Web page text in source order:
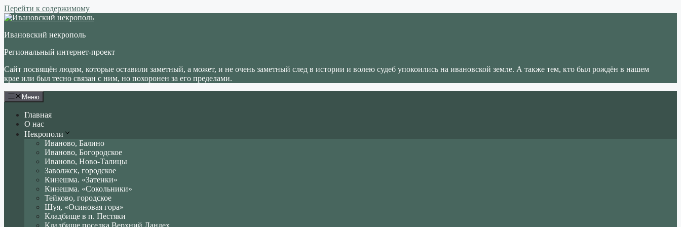
Перейти к содержимому
Ивановский некрополь
Региональный интернет-проект
Сайт посвящён людям, которые оставили заметный, а может, и не очень заметный след в истории и волею судеб упокоились на ивановской земле. А также тем, кто был рождён в нашем
крае или был тесно связан с ним, но похоронен за его пределами.
Меню
Главная
О нас
Некрополи
Иваново, Балино
Иваново, Богородское
Иваново, Ново-Талицы
Заволжск, городское
Кинешма. «Затенки»
Кинешма. «Сокольники»
Тейково, городское
Шуя, «Осиновая гора»
Кладбище в п. Пестяки